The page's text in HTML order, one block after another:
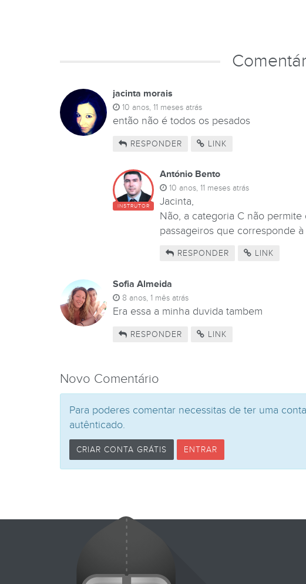
jacinta morais
10 anos, 11 meses atrás
então não é todos os pesados
RESPONDER LINK
INSTRUTOR
António Bento
10 anos, 11 meses atrás
Jacinta,
Não, a categoria C não
passageiros que corresponde
RESPONDER LINK
Sofia Almeida
8 anos, 1 mês atrás
Era essa a minha duvida tambem
RESPONDER LINK
Novo Comentário
Para poderes comentar necessitas de ter uma
autênticado.
CRIAR CONTA GRÁTIS ENTRAR